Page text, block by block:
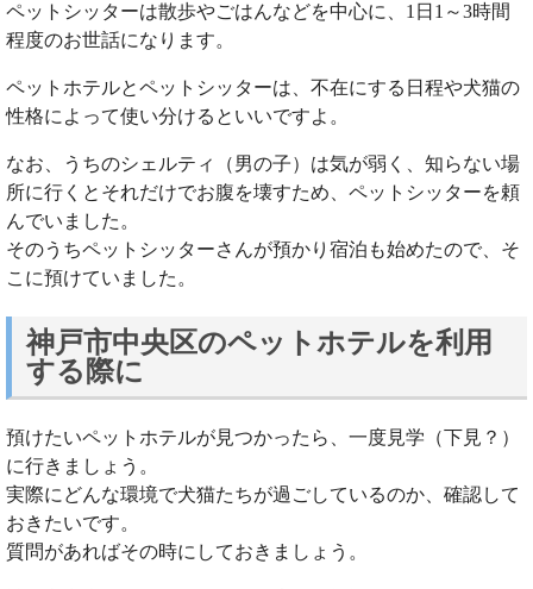
ペットシッターは散歩やごはんなどを中心に、1日1～3時間
程度のお世話になります。
ペットホテルとペットシッターは、不在にする日程や犬猫の
性格によって使い分けるといいですよ。
なお、うちのシェルティ（男の子）は気が弱く、知らない場
所に行くとそれだけでお腹を壊すため、ペットシッターを頼
んでいました。
そのうちペットシッターさんが預かり宿泊も始めたので、そ
こに預けていました。
神戸市中央区のペットホテルを利用
する際に
預けたいペットホテルが見つかったら、一度見学（下見？）
に行きましょう。
実際にどんな環境で犬猫たちが過ごしているのか、確認して
おきたいです。
質問があればその時にしておきましょう。